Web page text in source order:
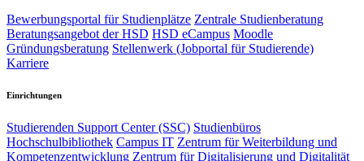
Bewerbungsportal für Studienplätze Zentrale Studienberatung
Beratungsangebot der HSD HSD eCampus Moodle
Gründungsberatung Stellenwerk (Jobportal für Studierende)
Karriere
Einrichtungen
Studierenden Support Center (SSC) Studienbüros
Hochschulbibliothek Campus IT Zentrum für Weiterbildung und
Kompetenzentwicklung Zentrum für Digitalisierung und Digitalität